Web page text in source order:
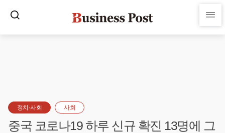
정치·사회 사회
중국 코로나19 하루 신규 확진 13명에 그